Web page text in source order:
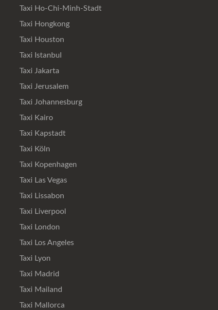
Taxi Ho-Chi-Minh-Stadt
Taxi Hongkong
Taxi Houston
Taxi Istanbul
Taxi Jakarta
Taxi Jerusalem
Taxi Johannesburg
Taxi Kairo
Taxi Kapstadt
Taxi Köln
Taxi Kopenhagen
Taxi Las Vegas
Taxi Lissabon
Taxi Liverpool
Taxi London
Taxi Los Angeles
Taxi Lyon
Taxi Madrid
Taxi Mailand
Taxi Mallorca